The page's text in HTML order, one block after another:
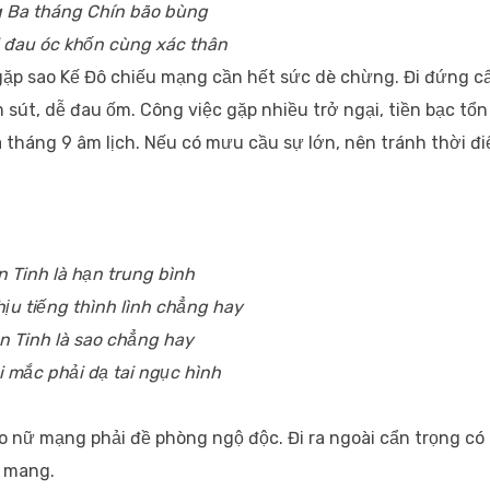
Ba tháng Chín bão bùng
óc khốn cùng xác thân
sao Kế Đô chiếu mạng cần hết sức dè chừng. Đi đứng
dễ đau ốm. Công việc gặp nhiều trở ngại, tiền bạc tổn
9 âm lịch. Nếu có mưu cầu sự lớn, nên tránh thời
Tinh là hạn trung bình
tiếng thình lình chẳng hay
Tinh là sao chẳng hay
mắc phải dạ tai ngục hình
nữ mạng phải đề phòng ngộ độc. Đi ra ngoài cẩn trọng